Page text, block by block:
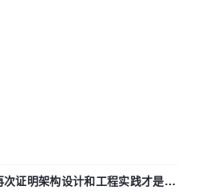
证明架构设计和工程实践才是稀